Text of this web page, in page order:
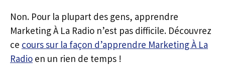
Non. Pour la plupart des gens, apprendre
Marketing À La Radio n’est pas difficile. Découvrez
ce cours sur la façon d’apprendre Marketing À La
Radio en un rien de temps !